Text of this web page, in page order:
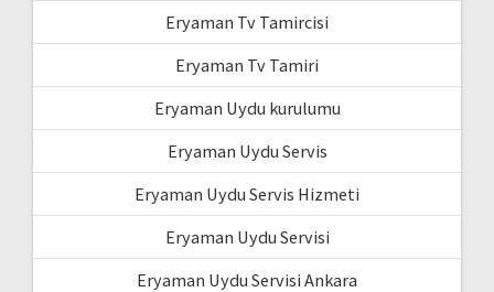
Eryaman Tv Tamircisi
Eryaman Tv Tamiri
Eryaman Uydu kurulumu
Eryaman Uydu Servis
Eryaman Uydu Servis Hizmeti
Eryaman Uydu Servisi
Eryaman Uydu Servisi Ankara